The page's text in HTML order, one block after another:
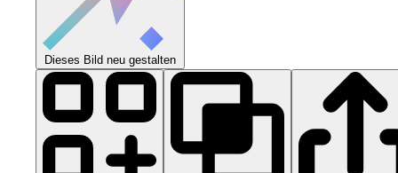
Dieses Bild neu gestalten